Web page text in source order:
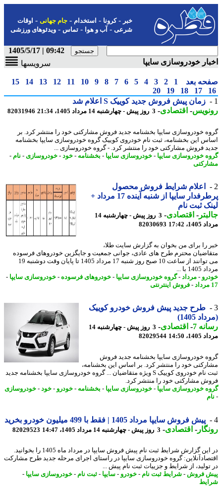
-کرونا-استخدام- جام جهانی-اوقات
شرعی-آب و هوا-تماس-ویدئوهای ورزشی
09:42 | 1405/5/17
خودروسازی سایپا
سرویسها
بعد 1
2
3
4
5
6
7
8
9
10
11
12
13
14
15
17
18
19
20
زمان پیش فروش جدید کوییک S اعلام شد
-اقتصادی-3 روز پیش - چهارشنبه 14 مرداد 1405، 21:34 82031946
خودروسازی سایپا بخشنامه جدید فروش مشارکتی خود را منتشر کرد. بر
این بخشنامه، ثبت نام خودروی کوییک گروه خودروسازی سایپا بخشنامه
فروش مشارکتی خود را منتشر کرد. - گروه خودروسازی ...
خودروسازی سایپا-خودروسازی سایپا-بخشنامه-خود -خودروسازی- نام -
اعلام شرایط فروش محصول
پرطرفدار سایپا از شنبه آینده 17 مرداد +
ثبت نام
-اقتصادی-
3 روز پیش - چهارشنبه 14
17:42
82030693
را برای من بخوان به گزارش سایت طلا،
محترم طرح های عادی، جوانی جمعیت و جایگزین خودروهای فرسوده
می توانند از ساعت 10 صبح روز شنبه 17 مرداد 1405 تا پایان وقت دوشنبه 19
با ...
-مرداد-گروه خودروسازی سایپا-خودروهای فرسوده-خودروسازی سایپا-
-فروش اینترنتی
طرح جدید پیش فروش خودرو کوییک
1405)
7
-اقتصادی-
3 روز پیش - چهارشنبه 14
14:50
82029544
خودروسازی سایپا بخشنامه جدید فروش
خود را منتشر کرد. بر اساس این بخشنامه،
ثبت نام خودروی کوییک S ویژه متقاضیان ... گروه خودروسازی سایپا بخشنامه جدید
مشارکتی خود را منتشر کرد.
خودروسازی سایپا-خودروسازی سایپا-بخشنامه-خودرو-خود -خودروسازی
پیش فروش سایپا مرداد 1405 | فقط با 499 میلیون خودرو بخرید
-اقتصادی-3 روز پیش - چهارشنبه 14 مرداد 1405، 14:47 82029523
در این گزارش شرایط ثبت نام پیش فروش سایپا در مرداد ماه 1405 را بخوانید.
گروه خودروسازی سایپا در راستای اجرای مرحله جدید طرح مشارکت
از شرایط و جزییات ثبت نام پیش ...
فروش -شرایط ثبت نام-خودرو-سایپا-ثبت نام-خودروسازی سایپا-